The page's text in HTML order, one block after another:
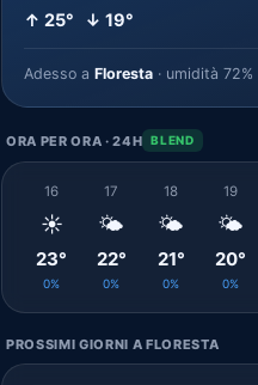
↑ 25° ↓ 19°
Adesso a Floresta · umidità
ORA PER ORA · 24H BLEND
16
☀️
23°
0%
17
🌤️
22°
0%
18
🌤️
21°
0%
19
🌤️
20°
0%
PROSSIMI GIORNI A FLORESTA